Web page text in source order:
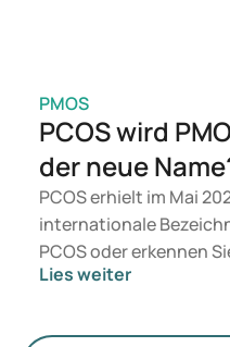
PMOS
PCOS wird
der neue
PCOS erhielt im Mai
internationale
PCOS oder erkennen
hindeuten könnten?
mehr Gewicht auf
Lies weiter